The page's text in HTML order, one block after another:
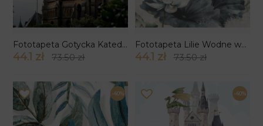
Fototapeta Gotycka Katedra
44.1 zł 73.50 zł
Fototapeta Lilie Wodne wzór 5
44.1 zł 73.50 zł
-40% -40%